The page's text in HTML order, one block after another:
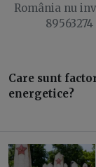
România nu
Care sunt
energetice?